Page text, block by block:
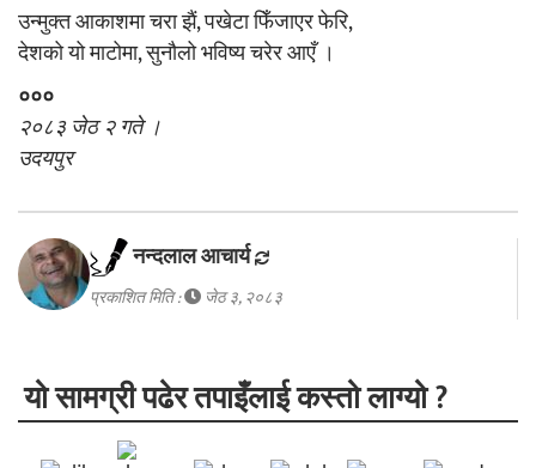
उन्मुक्त आकाशमा चरा झैं, पखेटा फिँजाएर फेरि,
देशको यो माटोमा, सुनौलो भविष्य चरेर आएँ ।
०००
२०८३ जेठ २ गते ।
उदयपुर
नन्दलाल आचार्य
प्रकाशित मिति : जेठ ३, २०८३
यो सामग्री पढेर तपाइँलाई कस्तो लाग्यो ?